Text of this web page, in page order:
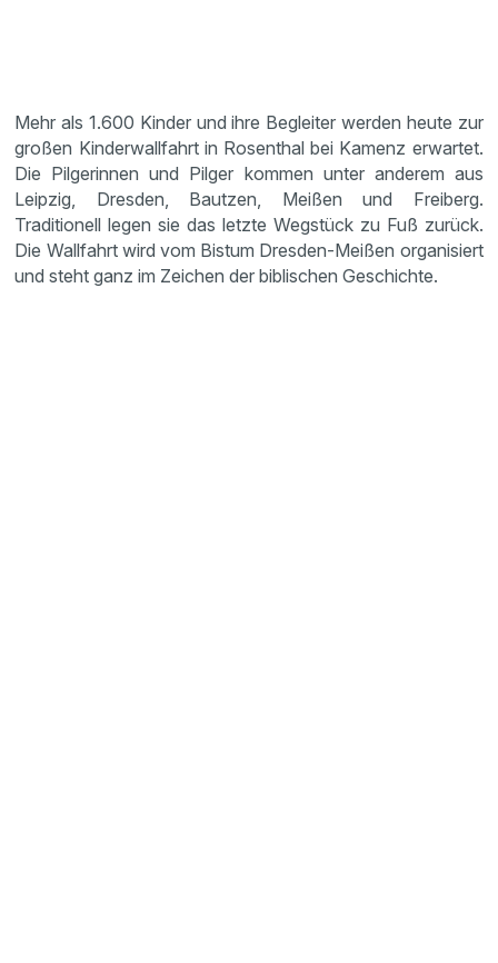
Mehr als 1.600 Kinder und ihre Begleiter werden heute zur
großen Kinderwallfahrt in Rosenthal bei Kamenz erwartet.
Die Pilgerinnen und Pilger kommen unter anderem aus
Leipzig, Dresden, Bautzen, Meißen und Freiberg.
Traditionell legen sie das letzte Wegstück zu Fuß zurück.
Die Wallfahrt wird vom Bistum Dresden-Meißen organisiert
und steht ganz im Zeichen der biblischen Geschichte.